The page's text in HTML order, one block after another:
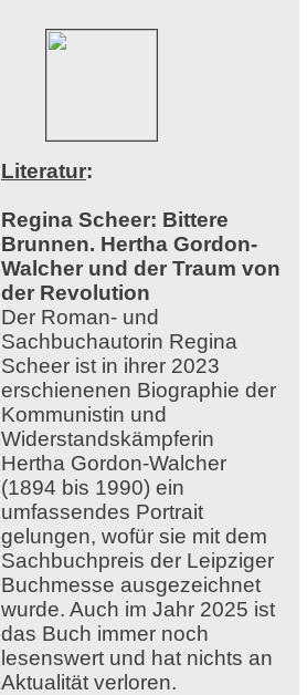
Literatur:
Regina Scheer: Bittere
Brunnen. Hertha Gordon-
Walcher und der Traum von
der Revolution
Der Roman- und
Sachbuchautorin Regina
Scheer ist in ihrer 2023
erschienenen Biographie der
Kommunistin und
Widerstandskämpferin
Hertha Gordon-Walcher
(1894 bis 1990) ein
umfassendes Portrait
gelungen, wofür sie mit dem
Sachbuchpreis der Leipziger
Buchmesse ausgezeichnet
wurde. Auch im Jahr 2025 ist
das Buch immer noch
lesenswert und hat nichts an
Aktualität verloren.